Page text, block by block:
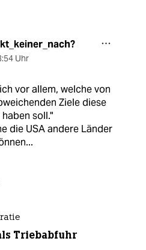
Uhr
vor allem, welche von
Ziele diese
soll."
die USA andere Länder
Triebabfuhr